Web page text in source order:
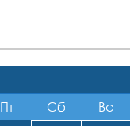
Пт Сб Вс